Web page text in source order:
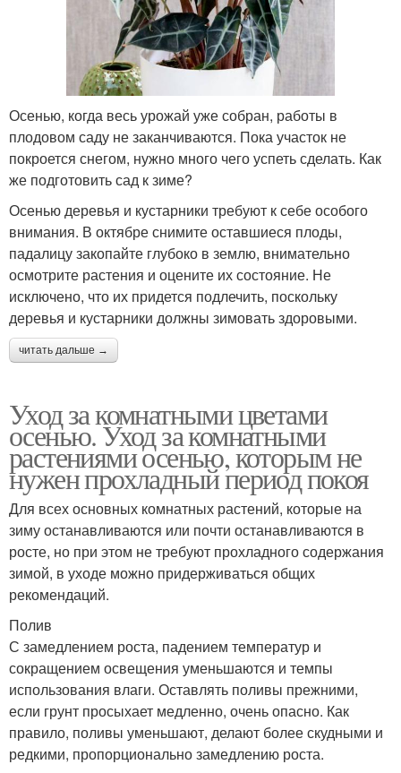
Осенью, когда весь урожай уже собран, работы в
плодовом саду не заканчиваются. Пока участок не
покроется снегом, нужно много чего успеть сделать. Как
же подготовить сад к зиме?
Осенью деревья и кустарники требуют к себе особого
внимания. В октябре снимите оставшиеся плоды,
падалицу закопайте глубоко в землю, внимательно
осмотрите растения и оцените их состояние. Не
исключено, что их придется подлечить, поскольку
деревья и кустарники должны зимовать здоровыми.
читать дальше →
Уход за комнатными цветами
осенью. Уход за комнатными
растениями осенью, которым не
нужен прохладный период покоя
Для всех основных комнатных растений, которые на
зиму останавливаются или почти останавливаются в
росте, но при этом не требуют прохладного содержания
зимой, в уходе можно придерживаться общих
рекомендаций.
Полив
С замедлением роста, падением температур и
сокращением освещения уменьшаются и темпы
использования влаги. Оставлять поливы прежними,
если грунт просыхает медленно, очень опасно. Как
правило, поливы уменьшают, делают более скудными и
редкими, пропорционально замедлению роста.